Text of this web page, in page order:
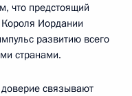
что предстоящий
Иордании
развитию всего
странами.
связывают